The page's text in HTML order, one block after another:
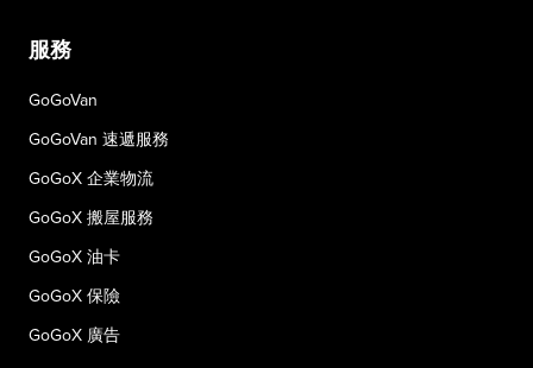
服務
GoGoVan
GoGoVan 速遞服務
GoGoX 企業物流
GoGoX 搬屋服務
GoGoX 油卡
GoGoX 保險
GoGoX 廣告